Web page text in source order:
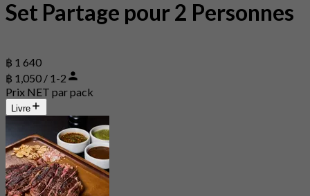
Set Partage pour 2 Personnes
฿ 1 640
฿ 1,050 / 1-2
Prix NET par pack
Livre